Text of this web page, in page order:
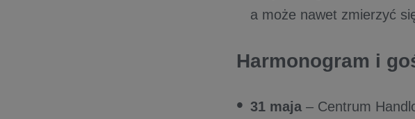
a może nawet zmierzyć
Harmonogram i
31 maja – Centrum